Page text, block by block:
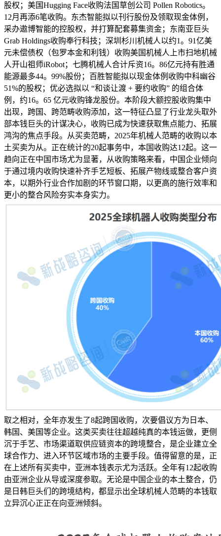
股权；美国Hugging Face收购法国草创公司 Pollen Robotics。
12月再添6笔收购。东杰智能拟以刊行股份及领取现金体例，
采办遨博智能的控股权，并打算配套募集资金；东南亚巨头
Grab Holdings收购奉行科技；深圳杉川机械人以约1。91亿美
元未偿债权（包罗本金和利钱）收购美国机械人上市扫地机械
人开山祖师iRobot；七腾机械人合计斥资16。86亿元持有胜通
能源最多44。99%股份；百胜智能拟以现金体例收购中科幽谷
51%的股权；优必选拟以 “和谈让渡 + 要约收购” 的组合体
例，约16。65 亿元收购锋龙股份。本阶段大额控股收购集中
出现，跨国、跨范畴收购添加，这一特征凸显了行业龙头取外
部本钱巨头的计谋决心，收购已成为快速获取焦点能力、拓展
鸿沟的焦点手段。从买卖范畴，2025年机械人范畴的收购以本
土买卖为从。正在统计的20起事务中，本国收购达12起。这一
趋向正在中国市场尤为显著，从收购策略来看，中国企业倾向
于通过境内收购快速补齐手艺短板、拓展产物线或整合客户资
本，以期外行业合作加剧的环节窗口期，以更高的施行效率和
更小的整合风险夯实本身实力。
取之相对，全年亦发生了8起跨国收购，次要倡议方为日本、
韩国、美国等企业。这类买卖往往超越纯真的本钱运做，更侧
沉于手艺、市场渠道取供应链资本的跨境整合，是企业建立全
球合作力、进入环节区域市场的主要手段。值得留意的是，正
在上述所有买卖中，亚洲本钱表示尤为活跃。全年有12起收购
由亚洲企业从导或深度参取。无论是中国企业的本土整合，仍
是日韩巨头们的跨境结构，都显示出全球机械人范畴的本钱取
立异沉心正正在向亚洲倾斜。